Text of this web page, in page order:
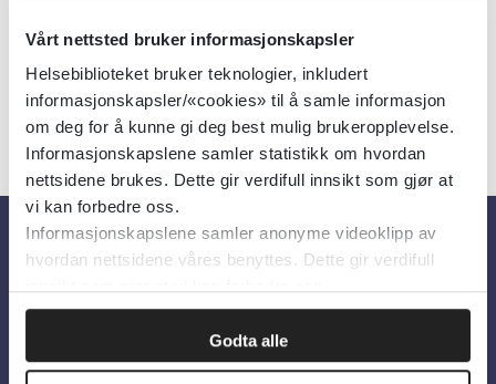
Vårt nettsted bruker informasjonskapsler
Helsebiblioteket bruker teknologier, inkludert
informasjonskapsler/«cookies» til å samle informasjon
om deg for å kunne gi deg best mulig brukeropplevelse.
Informasjonskapslene samler statistikk om hvordan
nettsidene brukes. Dette gir verdifull innsikt som gjør at
vi kan forbedre oss.
Informasjonskapslene samler anonyme videoklipp av
hvordan nettsidene våres benyttes. Dette gir verdifull
Godta alle
Om oss
Om Helsebiblioteket